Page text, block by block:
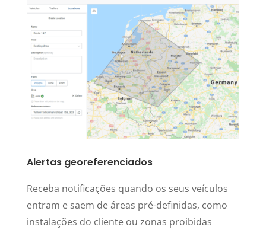
Alertas georeferenciados
Receba notificações quando os seus veículos
entram e saem de áreas pré-definidas, como
instalações do cliente ou zonas proibidas